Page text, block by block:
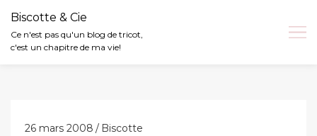
Biscotte & Cie
Ce n'est pas qu'un blog de tricot,
c'est un chapitre de ma vie!
26 mars 2008
Biscotte